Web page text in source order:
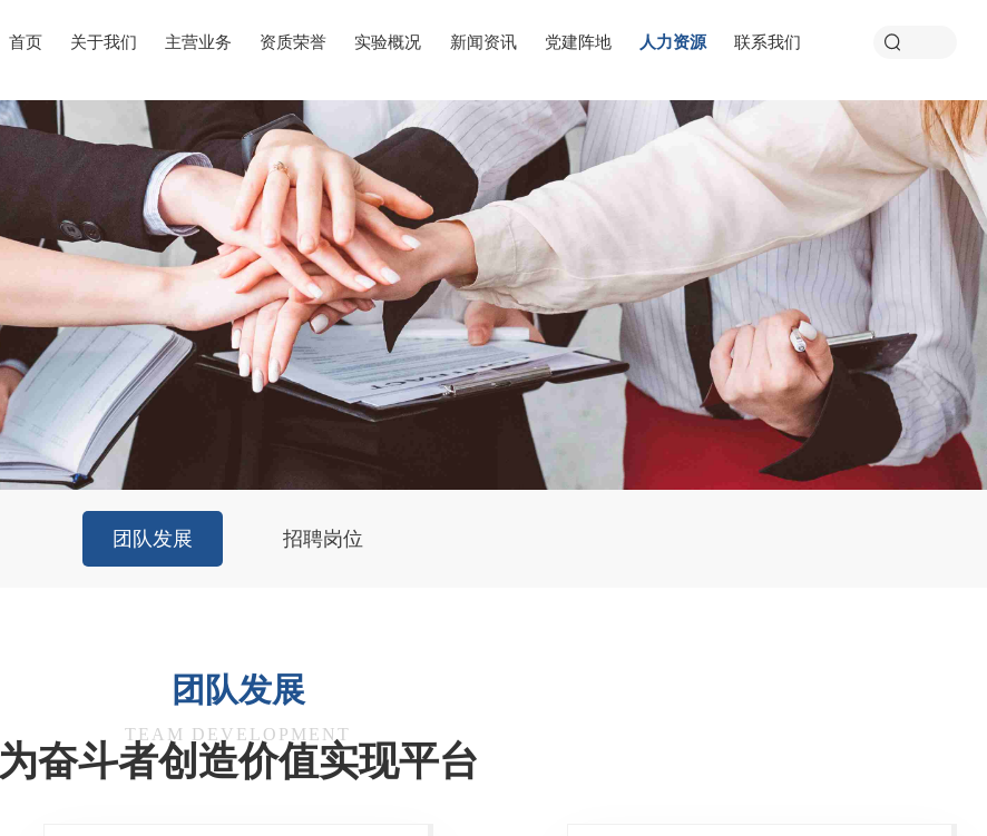
首页 关于我们 主营业务 资质荣誉 实验概况 新闻资讯 党建阵地 人力资源 联系我们
团队发展 招聘岗位
团队发展
TEAM DEVELOPMENT
为奋斗者创造价值实现平台